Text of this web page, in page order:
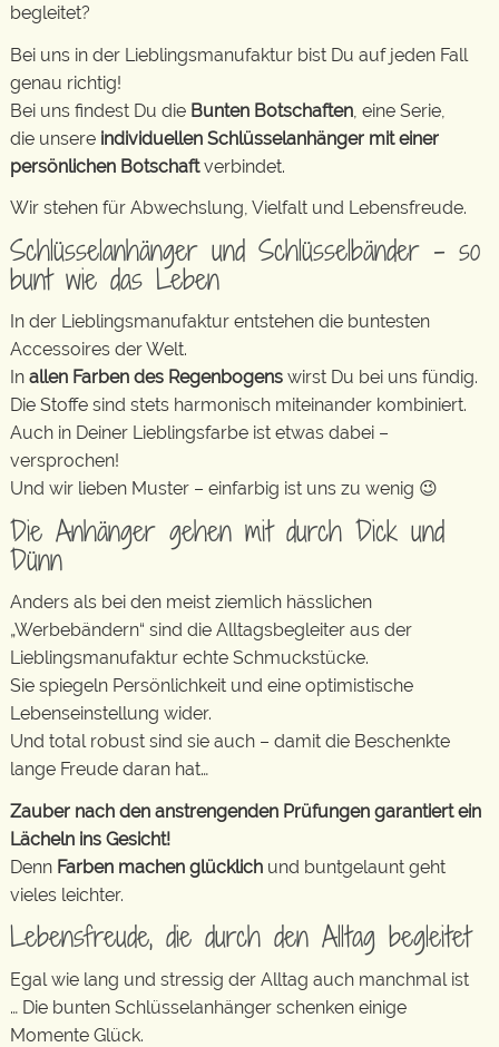
begleitet?
Bei uns in der Lieblingsmanufaktur bist Du auf jeden Fall
genau richtig!
Bei uns findest Du die Bunten Botschaften , eine Serie,
die unsere individuellen Schlüsselanhänger mit einer
persönlichen Botschaftverbindet.
Wir stehen für Abwechslung, Vielfalt und Lebensfreude.
Schlüsselanhänger und Schlüsselbänder – so
bunt wie das Leben
In der Lieblingsmanufaktur entstehen die buntesten
Accessoires der Welt.
In allen Farben des Regenbogens wirst Du bei uns fündig.
Die Stoffe sind stets harmonisch miteinander kombiniert.
Auch in Deiner Lieblingsfarbe ist etwas dabei –
versprochen!
Und wir lieben Muster – einfarbig ist uns zu wenig 😉
Die Anhänger gehen mit durch Dick und
Dünn
Anders als bei den meist ziemlich hässlichen
„Werbebändern“ sind die Alltagsbegleiter aus der
Lieblingsmanufaktur echte Schmuckstücke.
Sie spiegeln Persönlichkeit und eine optimistische
Lebenseinstellung wider.
Und total robust sind sie auch – damit die Beschenkte
lange Freude daran hat…
Zauber nach den anstrengenden Prüfungen garantiert ein
Lächeln ins Gesicht!
Denn Farben machen glücklich und buntgelaunt geht
vieles leichter.
Lebensfreude, die durch den Alltag begleitet
Egal wie lang und stressig der Alltag auch manchmal ist
… Die bunten Schlüsselanhänger schenken einige
Momente Glück.